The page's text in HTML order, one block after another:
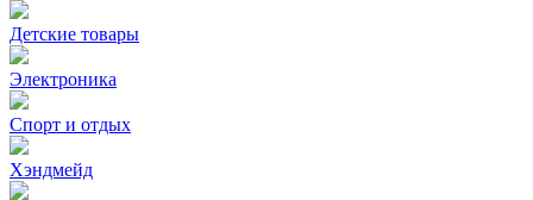
Детские товары
Электроника
Спорт и отдых
Хэндмейд